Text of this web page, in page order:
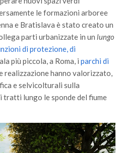
2003)
2001)
1999)
le formazioni arboree
e Bratislava è stato creato un
parti urbanizzate in un lungo
di protezione, di
più piccola, a Roma, i parchi di
realizzazione hanno valorizzato,
e selvicolturali sulla
tratti lungo le sponde del fiume